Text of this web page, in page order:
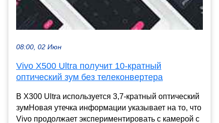
08:00, 02 Июн
Vivo X500 Ultra получит 10-кратный
оптический зум без телеконвертера
В X300 Ultra используется 3,7-кратный оптический
зумНовая утечка информации указывает на то, что
Vivo продолжает экспериментировать с камерой с